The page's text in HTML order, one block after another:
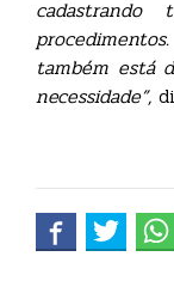
também está
necessidade”,